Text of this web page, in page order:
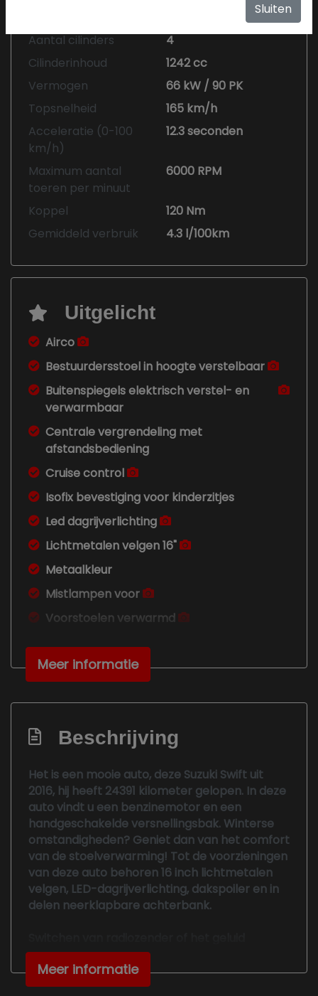
Handgeschakeld 5
Aantal cilinders
4
Cilinderinhoud
1242 cc
Vermogen
66 kW / 90 PK
Topsnelheid
165 km/h
Acceleratie (0-100
km/h)
12.3 seconden
Maximum aantal
toeren per minuut
6000 RPM
Koppel
120 Nm
Gemiddeld verbruik
4.3 l/100km
Uitgelicht
Airco
Bestuurdersstoel in hoogte verstelbaar
Buitenspiegels elektrisch verstel- en
verwarmbaar
Centrale vergrendeling met
afstandsbediening
Cruise control
Isofix bevestiging voor kinderzitjes
Led dagrijverlichting
Lichtmetalen velgen 16"
Metaalkleur
Mistlampen voor
Voorstoelen verwarmd
Overige
Anti blokkeer systeem
Anti doorslip regeling
Bestuurdersairbag
Brake assist system
Elektronisch stabiliteits programma
Elektronische remkrachtverdeling
Hoofd airbag(s) achter
Hoofd airbag(s) voor
Knie airbag(s)
Interieur
Meer informatie
Beschrijving
Het is een mooie auto, deze Suzuki Swift uit
2016, hij heeft 24391 kilometer gelopen. In deze
auto vindt u een benzinemotor en een
handgeschakelde versnellingsbak. Winterse
omstandigheden? Geniet dan van het comfort
van de stoelverwarming! Tot de voorzieningen
van deze auto behoren 16 inch lichtmetalen
velgen, LED-dagrijverlichting, dakspoiler en in
delen neerklapbare achterbank.
dempen - het gaat gemakkelijk en veilig
dankzij de audiobediening op het stuur. Nooit
meer last van een slapende rechtervoet
Meer informatie
Sluiten